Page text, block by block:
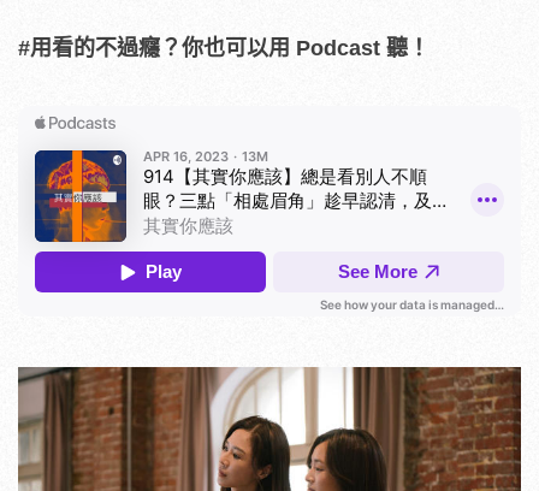
#用看的不過癮？你也可以用 Podcast 聽！